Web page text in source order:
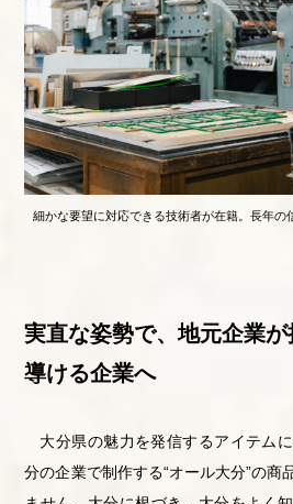
細かな要望に対応できる技術者が在籍。長年の
実直な姿勢で、地元企業
導ける企業へ
大分県の魅力を発信するアイテム
分の企業で制作する“オール大分”の商